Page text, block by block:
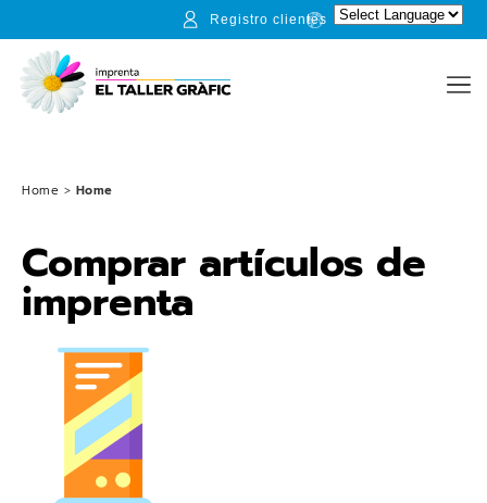
Registro clientes
Home > Home
Comprar artículos de
imprenta